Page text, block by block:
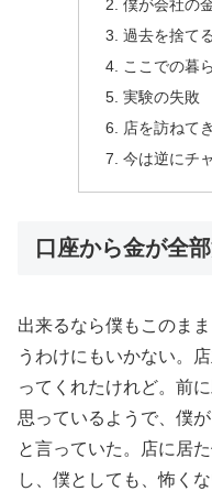
僕が会社の
過去を捨てる
ここでの暮
実験の失敗
店を訪ねて
今は逆にチ
口座から金が全
出来るなら僕もこのま
うわけにもいかない。
ってくれたけれど。前
思っているようで、僕
と言っていた。店に居
し、僕としても、怖く